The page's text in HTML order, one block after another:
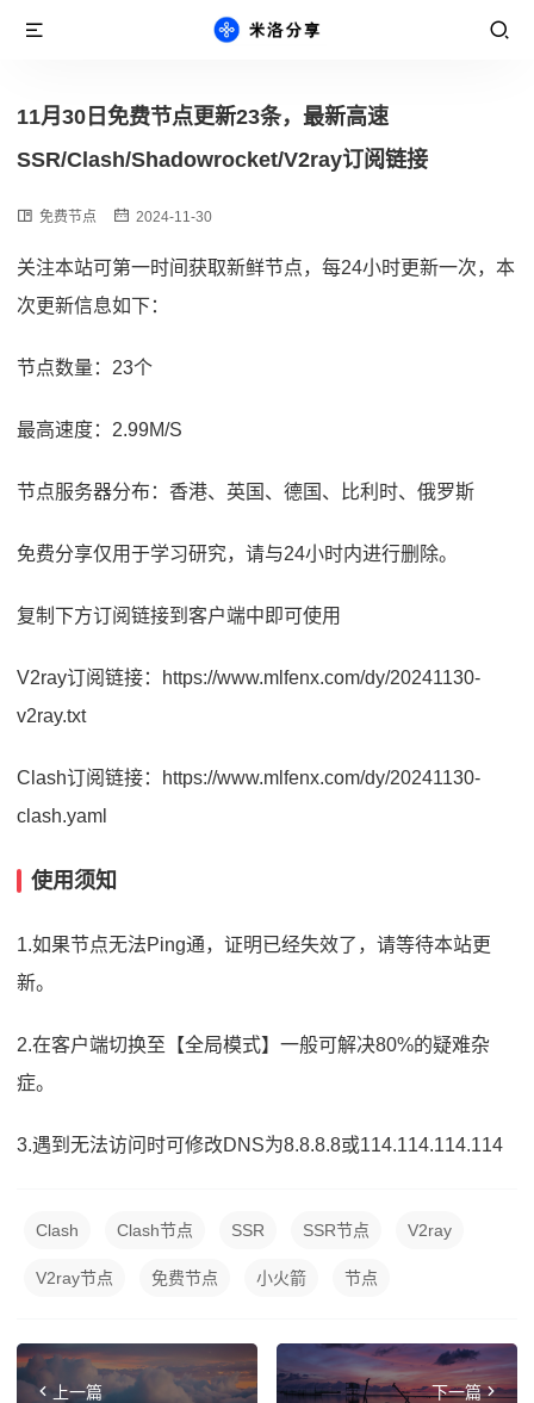
11月30日免费节点更新23条，最新高速
SSR/Clash/Shadowrocket/V2ray订阅链接
免费节点 2024-11-30
关注本站可第一时间获取新鲜节点，每24小时更新一次，本
次更新信息如下：
节点数量：23个
最高速度：2.99M/S
节点服务器分布：香港、英国、德国、比利时、俄罗斯
免费分享仅用于学习研究，请与24小时内进行删除。
复制下方订阅链接到客户端中即可使用
V2ray订阅链接：https://www.mlfenx.com/dy/20241130-
v2ray.txt
Clash订阅链接：https://www.mlfenx.com/dy/20241130-
clash.yaml
使用须知
1.如果节点无法Ping通，证明已经失效了，请等待本站更
新。
2.在客户端切换至【全局模式】一般可解决80%的疑难杂
症。
3.遇到无法访问时可修改DNS为8.8.8.8或114.114.114.114
Clash Clash节点 SSR SSR节点 V2ray
V2ray节点 免费节点 小火箭 节点
上一篇
下一篇